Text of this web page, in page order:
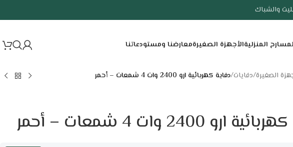
والشباك
المنزليةالأجهزة الصغيرةمعارضنا ومستودعاتنا
الصغيرة/دفايات/دفاية كهربائية ارو 2400 وات 4 شمعات – أحمر
ارو 2400 وات 4 شمعات – أحمر